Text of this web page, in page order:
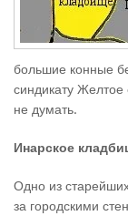
большие конные
синдикату Желтое
не думать.
Инарское
Одно из
за городскими